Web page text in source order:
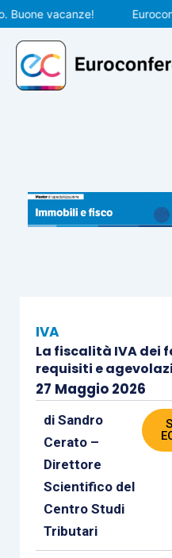
Vai
al
contenuto
vacanze!
IVA
La fiscalità IVA dei
requisiti e
27 Maggio 2026
di Sandro
Cerato –
Direttore
Scientifico del
Centro Studi
Tributari